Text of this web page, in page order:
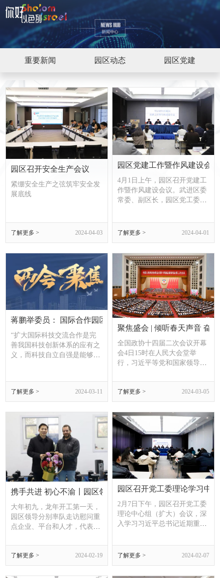
重要新闻 园区动态 园区党建
园区召开安全生产会议
紧绷安全生产之弦筑牢安全发
展底线
了解更多 > 2024-04-03
园区党建工作暨作风建设会
4月1日上午，园区召开党建工
作暨作风建设会议。武进区委
常委、副区长，园区党工委书
党的二十大和习近平总书记对
向、夯实责任，为实现园
区“五个新突破”，落实区委“三
大任务”，助力常州“万亿之城
再出发”提供坚强保障。
了解更多 > 2024-04-01
蒋鹏举委员： 国际合作园区发展经验值得研究推广
“扩大国际科技交流合作是完
善我国科技创新体系的应有之
义，而科技自立自强是能够相
鹏举日前在接受采访时表示，
坚持科技自立自强与扩大国际
科技交流合作是辩证统一的。
了解更多 > 2024-03-11
聚焦盛会 | 倾听春天声音 奋
全国政协十四届二次会议开幕
会4日15时在人民大会堂举
行，习近平等党和国家领导人
了解更多 > 2024-03-05
携手共进 初心不渝丨园区领导开展新春走访活动
大年初九，龙年开工第一天，
园区领导分别率队走访慰问重
点企业、平台和人才，代表党
以新春祝福，勉励大家在新一
年里继续勇攀创新高峰、深耕
开放合作。
了解更多 > 2024-02-19
园区召开党工委理论学习中
2月7日下午，园区召开党工委
理论中心组（扩大）会议，深
入学习习近平总书记近期重要
开展学习贯彻习近平新时代中
了解更多 > 2024-02-07